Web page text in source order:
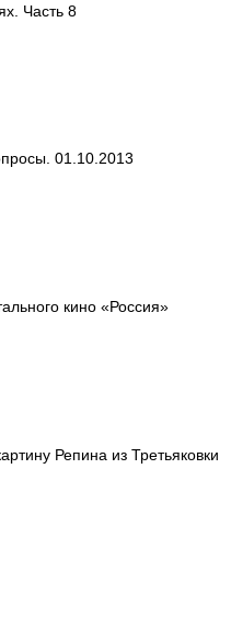
Часть 8
01.10.2013
кино «Россия»
Репина из Третьяковки